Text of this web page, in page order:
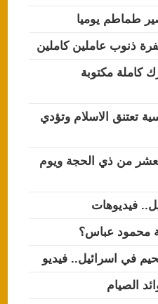
طماطم يوميا
ذنوب عاملين كاملين
كاملة مكتوبة
تعتنق الاسلام وتؤدي
من ذي الحجة ويوم
فيديوهات
محمود عباس؟
في اسرائيل.. فيديو
الصيام